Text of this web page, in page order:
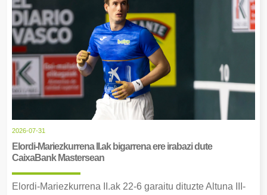
2026-07-31
Elordi-Mariezkurrena II.ak bigarrena ere irabazi dute
CaixaBank Mastersean
Elordi-Mariezkurrena II.ak 22-6 garaitu dituzte Altuna III-